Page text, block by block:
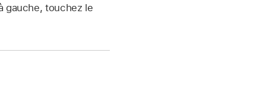
gauche, touchez le